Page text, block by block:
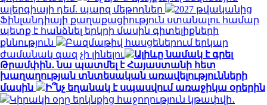
ալերգիայի դեմ. պարզ մեթոդներ
2027 թվականից
Ֆինլանդիայի քաղաքացիություն ստանալու համար
պետք է հանձնել երկրի մասին գիտելիքների
քննություն
Բազմաթիվ հասցեներում երկար
ժամանակ գազ չի լինելու
Ալիևը նամակ է գրել
Թրամփին․ նա պատմել է Հայաստանի հետ
խաղաղության տնտեսական առավելությունների
մասին
Ի՞նչ եղանակ է սպասվում առաջիկա օրերին
Կիրակի օրը երկնքից հաջողություն կթափվի․